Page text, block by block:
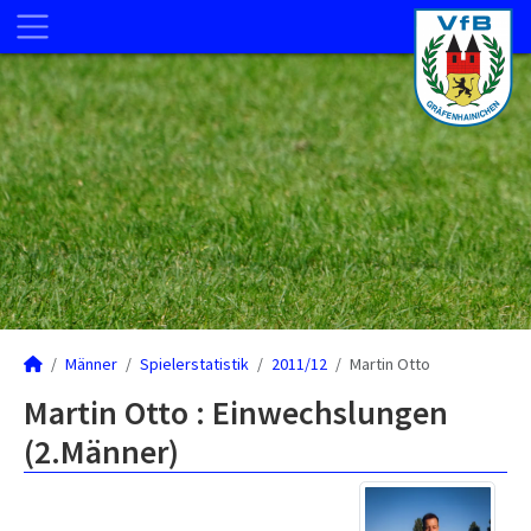
Männer Spielerstatistik 2011/12 Martin Otto
Martin Otto : Einwechslungen
(2.Männer)